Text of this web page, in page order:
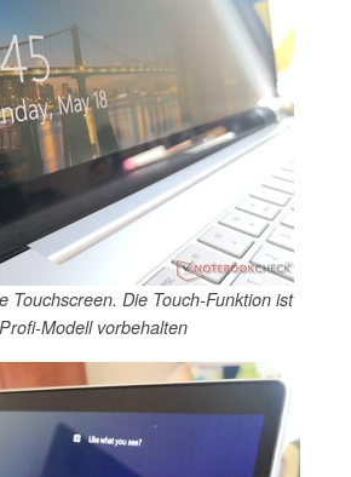
Touchscreen. Die Touch-Funktion ist
Modell vorbehalten